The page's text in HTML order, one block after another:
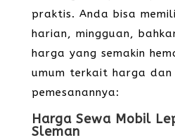
praktis. Anda bisa
harian, mingguan,
harga yang semakin
umum terkait harga dan
pemesanannya:
Harga Sewa Mobil
Sleman